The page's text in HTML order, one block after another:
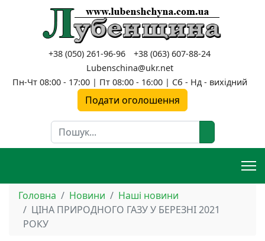
+38 (050) 261-96-96
+38 (063) 607-88-24
Lubenschina@ukr.net
Пн-Чт 08:00 - 17:00 | Пт 08:00 - 16:00 | Сб - Нд - вихідний
Подати оголошення
Пошук
Головна Новини
Наші новини
ЦІНА ПРИРОДНОГО ГАЗУ У БЕРЕЗНІ 2021
РОКУ